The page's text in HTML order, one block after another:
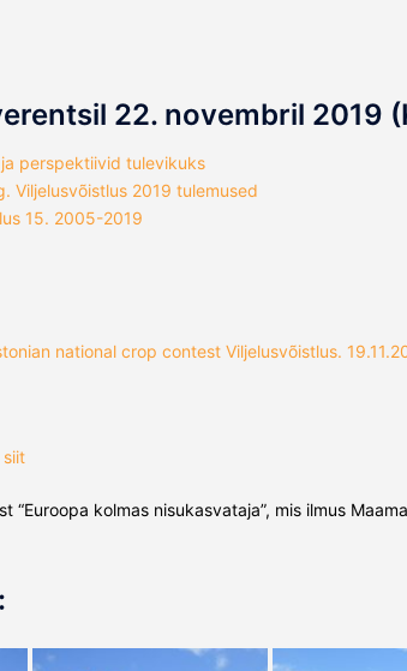
22. novembril 2019
perspektiivid tulevikuks
Viljelusvõistlus 2019 tulemused
15. 2005-2019
national crop contest Viljelusvõistlus.
siit
“Euroopa kolmas nisukasvataja”, mis ilmus